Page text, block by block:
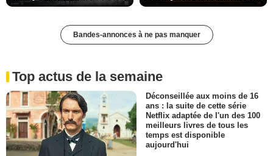
Bandes-annonces à ne pas manquer
Top actus de la semaine
Déconseillée aux moins de 16
ans : la suite de cette série
Netflix adaptée de l'un des 100
meilleurs livres de tous les
temps est disponible
aujourd'hui